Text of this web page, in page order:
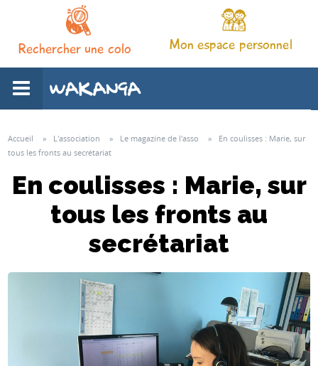
Rechercher une colo Mon espace personnel
L'association
Nos séjours
Notre pédagogie
Espace anims
Accueil » L'association » Le magazine de l'asso »
En coulisses : Marie, sur
tous les fronts au secrétariat
En coulisses : Marie, sur
tous les fronts au
secrétariat